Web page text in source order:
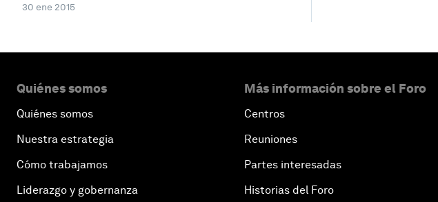
30 ene 2015
Quiénes somos
Quiénes somos
Nuestra estrategia
Cómo trabajamos
Liderazgo y gobernanza
Más información sobre el Foro
Centros
Reuniones
Partes interesadas
Historias del Foro